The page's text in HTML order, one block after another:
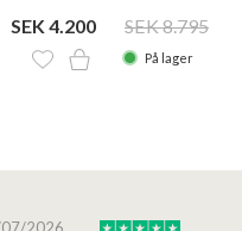
SEK 4.200 SEK 8.795
På lager